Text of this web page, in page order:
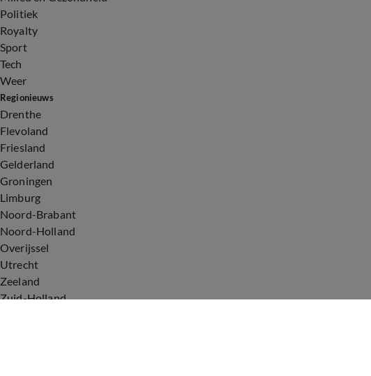
Politiek
Royalty
Sport
Tech
Weer
Regionieuws
Drenthe
Flevoland
Friesland
Gelderland
Groningen
Limburg
Noord-Brabant
Noord-Holland
Overijssel
Utrecht
Zeeland
Zuid-Holland